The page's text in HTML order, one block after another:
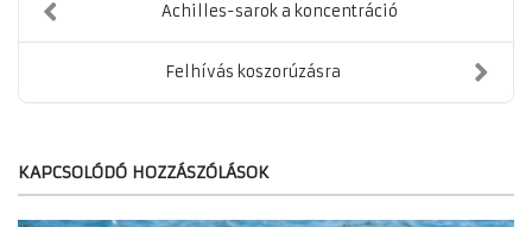
Achilles-sarok a koncentráció
Felhívás koszorúzásra
KAPCSOLÓDÓ HOZZÁSZÓLÁSOK